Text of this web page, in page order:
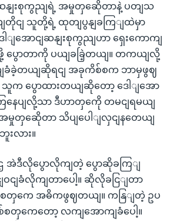
ျဆနျးစုကွညျရဲ့ အမှုတှဆေိုတာနဲ့ ပတျသ
တိုငျ သူတို့ရဲ့ ထုတျပွနျခကြျထဲမှာ
ျအောငျဆနျးစုကွညျဟာ ရှေးကောကျ
ပွောတာကို ပယျခခြဲ့တယျ။ တကယျလို့
ခဲ့တယျဆိုရငျ အခုကိစ်စက ဘာမှဖွဈ
သူက ပွောထားတယျဆိုတော့ ဒေါျအော
နေပျလို့သာ ဒီဟာတှကေို တမငျရမယျ
အမှုတှဆေိုတာ သိပျပေါျလှငျနတေယျ
လား။
အဲဒီလိုပွောလိုကျတဲ့ ပွောဆိုခကြျ
ဝငျခံလိုကျတာပေါ့။ ဆိုလိုခငြျတာ
စတှကေ အဓိကဖွဈတယျ။ ကနြျတဲ့ ဥပ
စ်စတှကေတော့ လကျအောကျခံပေါ့။